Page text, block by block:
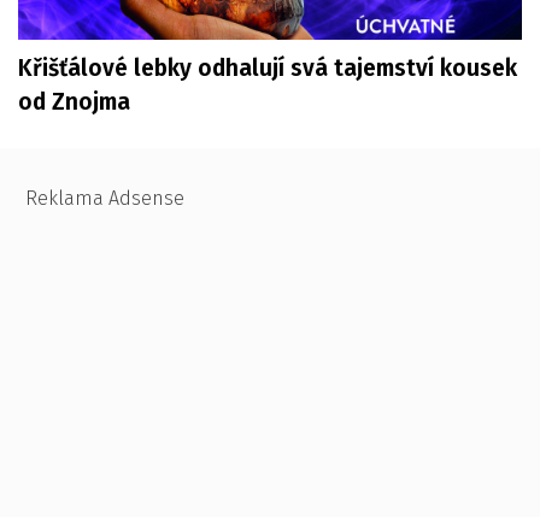
Křišťálové lebky odhalují svá tajemství kousek
od Znojma
Reklama Adsense